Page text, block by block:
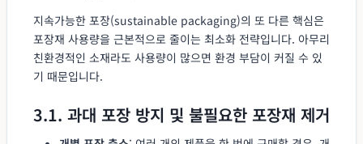
지속가능한 포장(sustainable packaging)의 또 다른 핵심은
포장재 사용량을 근본적으로 줄이는 최소화 전략입니다. 아무리
친환경적인 소재라도 사용량이 많으면 환경 부담이 커질 수 있
기 때문입니다.
3.1. 과대 포장 방지 및 불필요한 포장재 제거